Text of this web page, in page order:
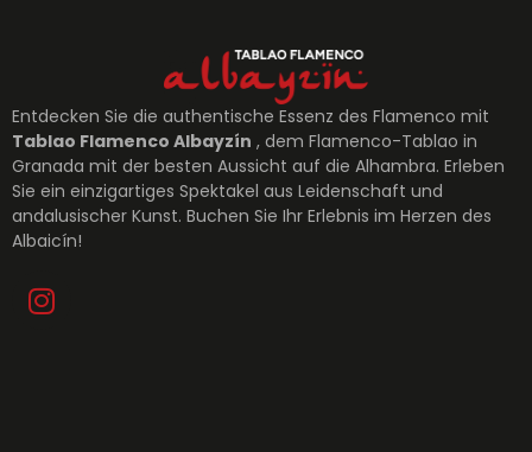
Entdecken Sie die authentische Essenz des Flamenco mit
Tablao Flamenco Albayzín , dem Flamenco-Tablao in
Granada mit der besten Aussicht auf die Alhambra. Erleben
Sie ein einzigartiges Spektakel aus Leidenschaft und
andalusischer Kunst. Buchen Sie Ihr Erlebnis im Herzen des
Albaicín!